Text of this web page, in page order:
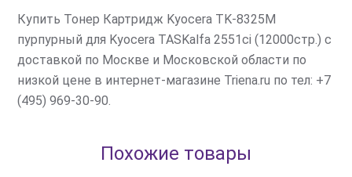
Купить Тонер Картридж Kyocera TK-8325M
пурпурный для Kyocera TASKalfa 2551ci (12000стр.) с
доставкой по Москве и Московской области по
низкой цене в интернет-магазине Triena.ru по тел: +7
(495) 969-30-90.
Похожие товары